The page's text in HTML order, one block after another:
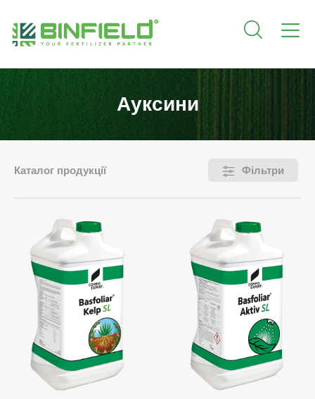
Ауксини
Каталог продукції Фільтри